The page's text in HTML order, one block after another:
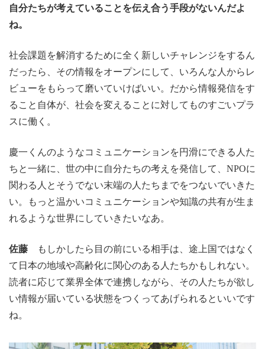
自分たちが考えていることを伝え合う手段がないんだよ
ね。
社会課題を解消するために全く新しいチャレンジをするん
だったら、その情報をオープンにして、いろんな人からレ
ビューをもらって磨いていけばいい。だから情報発信をす
ること自体が、社会を変えることに対してものすごいプラ
スに働く。
慶一くんのようなコミュニケーションを円滑にできる人た
ちと一緒に、世の中に自分たちの考えを発信して、NPOに
関わる人とそうでない末端の人たちまでをつないでいきた
い。もっと温かいコミュニケーションや知識の共有が生ま
れるような世界にしていきたいなあ。
佐藤 もしかしたら目の前にいる相手は、途上国ではなく
て日本の地域や高齢化に関心のある人たちかもしれない。
読者に応じて業界全体で連携しながら、その人たちが欲し
い情報が届いている状態をつくってあげられるといいです
ね。